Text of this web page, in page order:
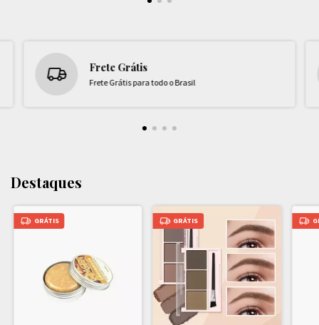
Frete Grátis
Frete Grátis para todo o Brasil
Destaques
GRÁTIS GRÁTIS